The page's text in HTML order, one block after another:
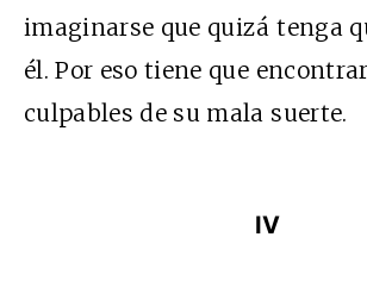
imaginarse que quizá tenga
él. Por eso tiene que
culpables de su mala suerte.
IV